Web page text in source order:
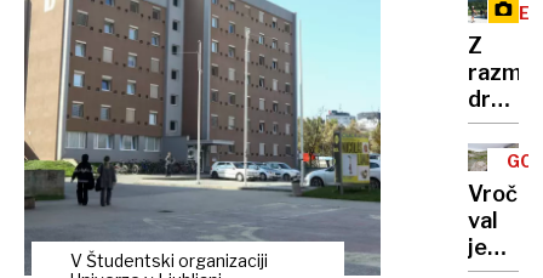
V Študentski organizaciji
Z
na
Vršič
leze
vsak,
ki
val
je